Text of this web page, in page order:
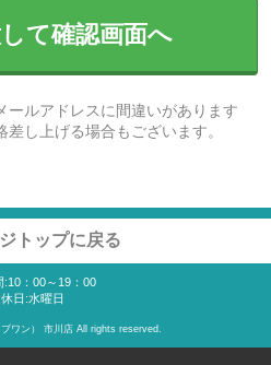
て確認画面へ
ルアドレスに間違いがあります
し上げる場合もございます。
トップに戻る
:10：00～19：00
日:水曜日
ワン） 市川店 All rights reserved.